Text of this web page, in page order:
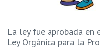
La ley fue aprobada en
Ley Orgánica para la